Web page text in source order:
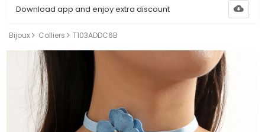
Download app and enjoy extra discount
Bijoux Colliers T103ADDC6B